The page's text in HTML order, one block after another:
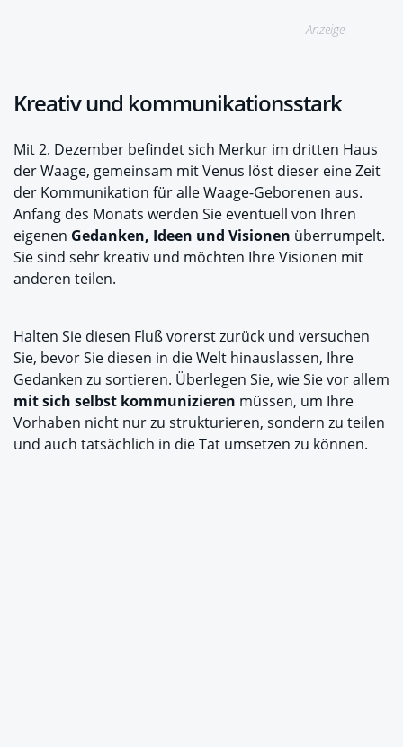
Anzeige
Kreativ und kommunikationsstark
Mit 2. Dezember befindet sich Merkur im dritten Haus
der Waage, gemeinsam mit Venus löst dieser eine Zeit
der Kommunikation für alle Waage-Geborenen aus.
Anfang des Monats werden Sie eventuell von Ihren
eigenen Gedanken, Ideen und Visionen überrumpelt.
Sie sind sehr kreativ und möchten Ihre Visionen mit
anderen teilen.
Halten Sie diesen Fluß vorerst zurück und versuchen
Sie, bevor Sie diesen in die Welt hinauslassen, Ihre
Gedanken zu sortieren. Überlegen Sie, wie Sie vor allem
mit sich selbst kommunizieren müssen, um Ihre
Vorhaben nicht nur zu strukturieren, sondern zu teilen
und auch tatsächlich in die Tat umsetzen zu können.